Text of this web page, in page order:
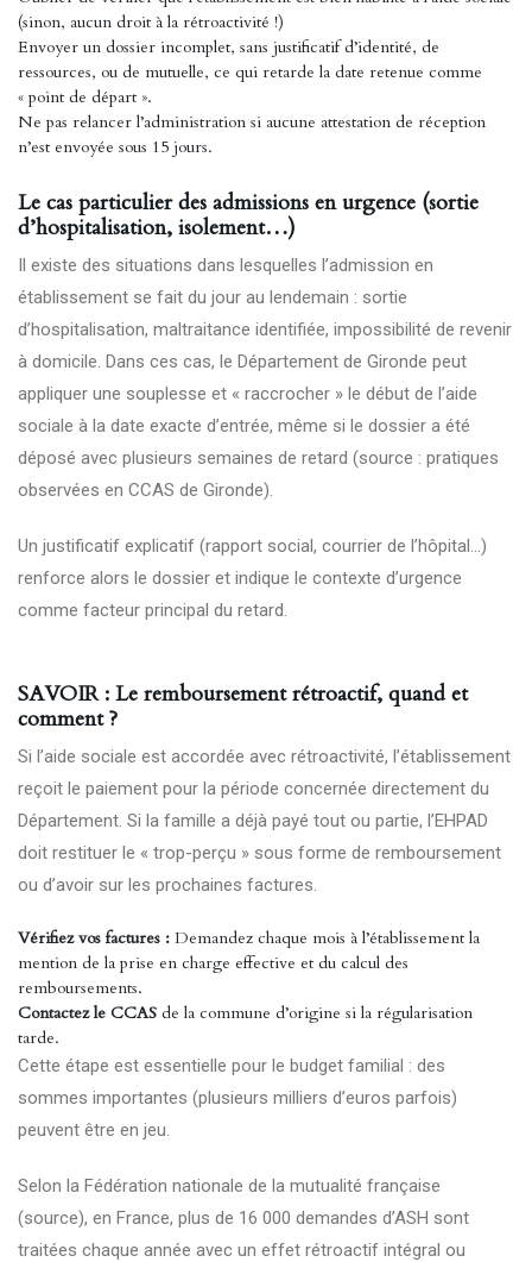
(sinon, aucun droit à la rétroactivité !)
Envoyer un dossier incomplet, sans justificatif d’identité, de
ressources, ou de mutuelle, ce qui retarde la date retenue comme
« point de départ ».
Ne pas relancer l’administration si aucune attestation de réception
n’est envoyée sous 15 jours.
Le cas particulier des admissions en urgence (sortie
d’hospitalisation, isolement…)
Il existe des situations dans lesquelles l’admission en
établissement se fait du jour au lendemain : sortie
d’hospitalisation, maltraitance identifiée, impossibilité de revenir
à domicile. Dans ces cas, le Département de Gironde peut
appliquer une souplesse et « raccrocher » le début de l’aide
sociale à la date exacte d’entrée, même si le dossier a été
déposé avec plusieurs semaines de retard (source : pratiques
observées en CCAS de Gironde).
Un justificatif explicatif (rapport social, courrier de l’hôpital…)
renforce alors le dossier et indique le contexte d’urgence
comme facteur principal du retard.
SAVOIR : Le remboursement rétroactif, quand et
comment ?
Si l’aide sociale est accordée avec rétroactivité, l’établissement
reçoit le paiement pour la période concernée directement du
Département. Si la famille a déjà payé tout ou partie, l’EHPAD
doit restituer le « trop-perçu » sous forme de remboursement
ou d’avoir sur les prochaines factures.
Vérifiez vos factures : Demandez chaque mois à l’établissement la
mention de la prise en charge effective et du calcul des
remboursements.
Contactez le CCAS de la commune d’origine si la régularisation
tarde.
Cette étape est essentielle pour le budget familial : des
sommes importantes (plusieurs milliers d’euros parfois)
peuvent être en jeu.
Selon la Fédération nationale de la mutualité française
(source), en France, plus de 16 000 demandes d’ASH sont
traitées chaque année avec un effet rétroactif intégral ou